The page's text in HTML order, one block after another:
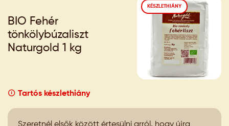
BIO Fehér
tönkölybúzaliszt
Naturgold 1 kg
KÉSZLETHIÁNY
Tartós készlethiány